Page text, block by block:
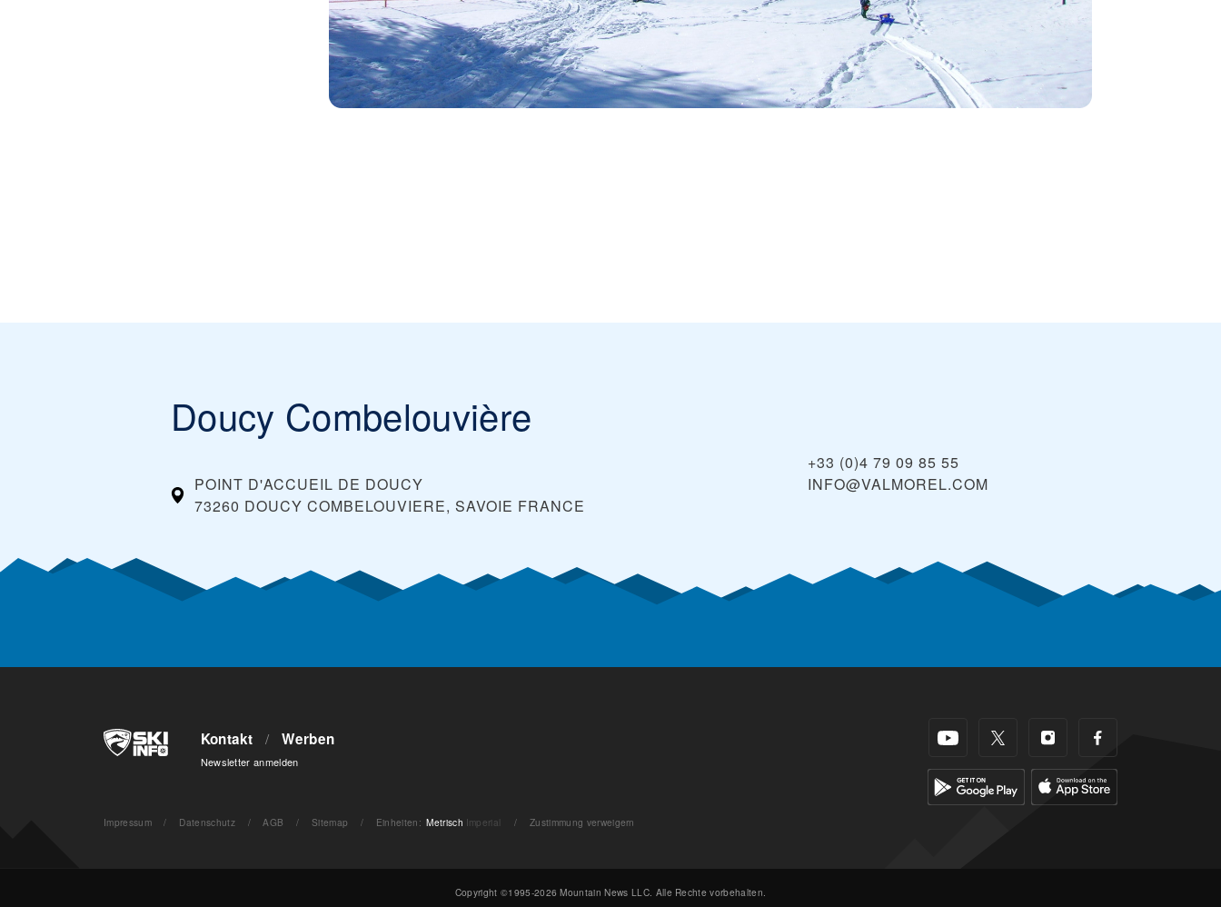
Doucy Combelouvière
POINT D'ACCUEIL DE DOUCY
73260 DOUCY COMBELOUVIERE, SAVOIE FRANCE
+33 (0)4 79 09 85 55
INFO@VALMOREL.COM
Kontakt / Werben
Newsletter anmelden
Impressum / Datenschutz / AGB / Sitemap / Einheiten : Metrisch Imperial / Zustimmung verweigern
Copyright ©1995-2026 Mountain News LLC. Alle Rechte vorbehalten.